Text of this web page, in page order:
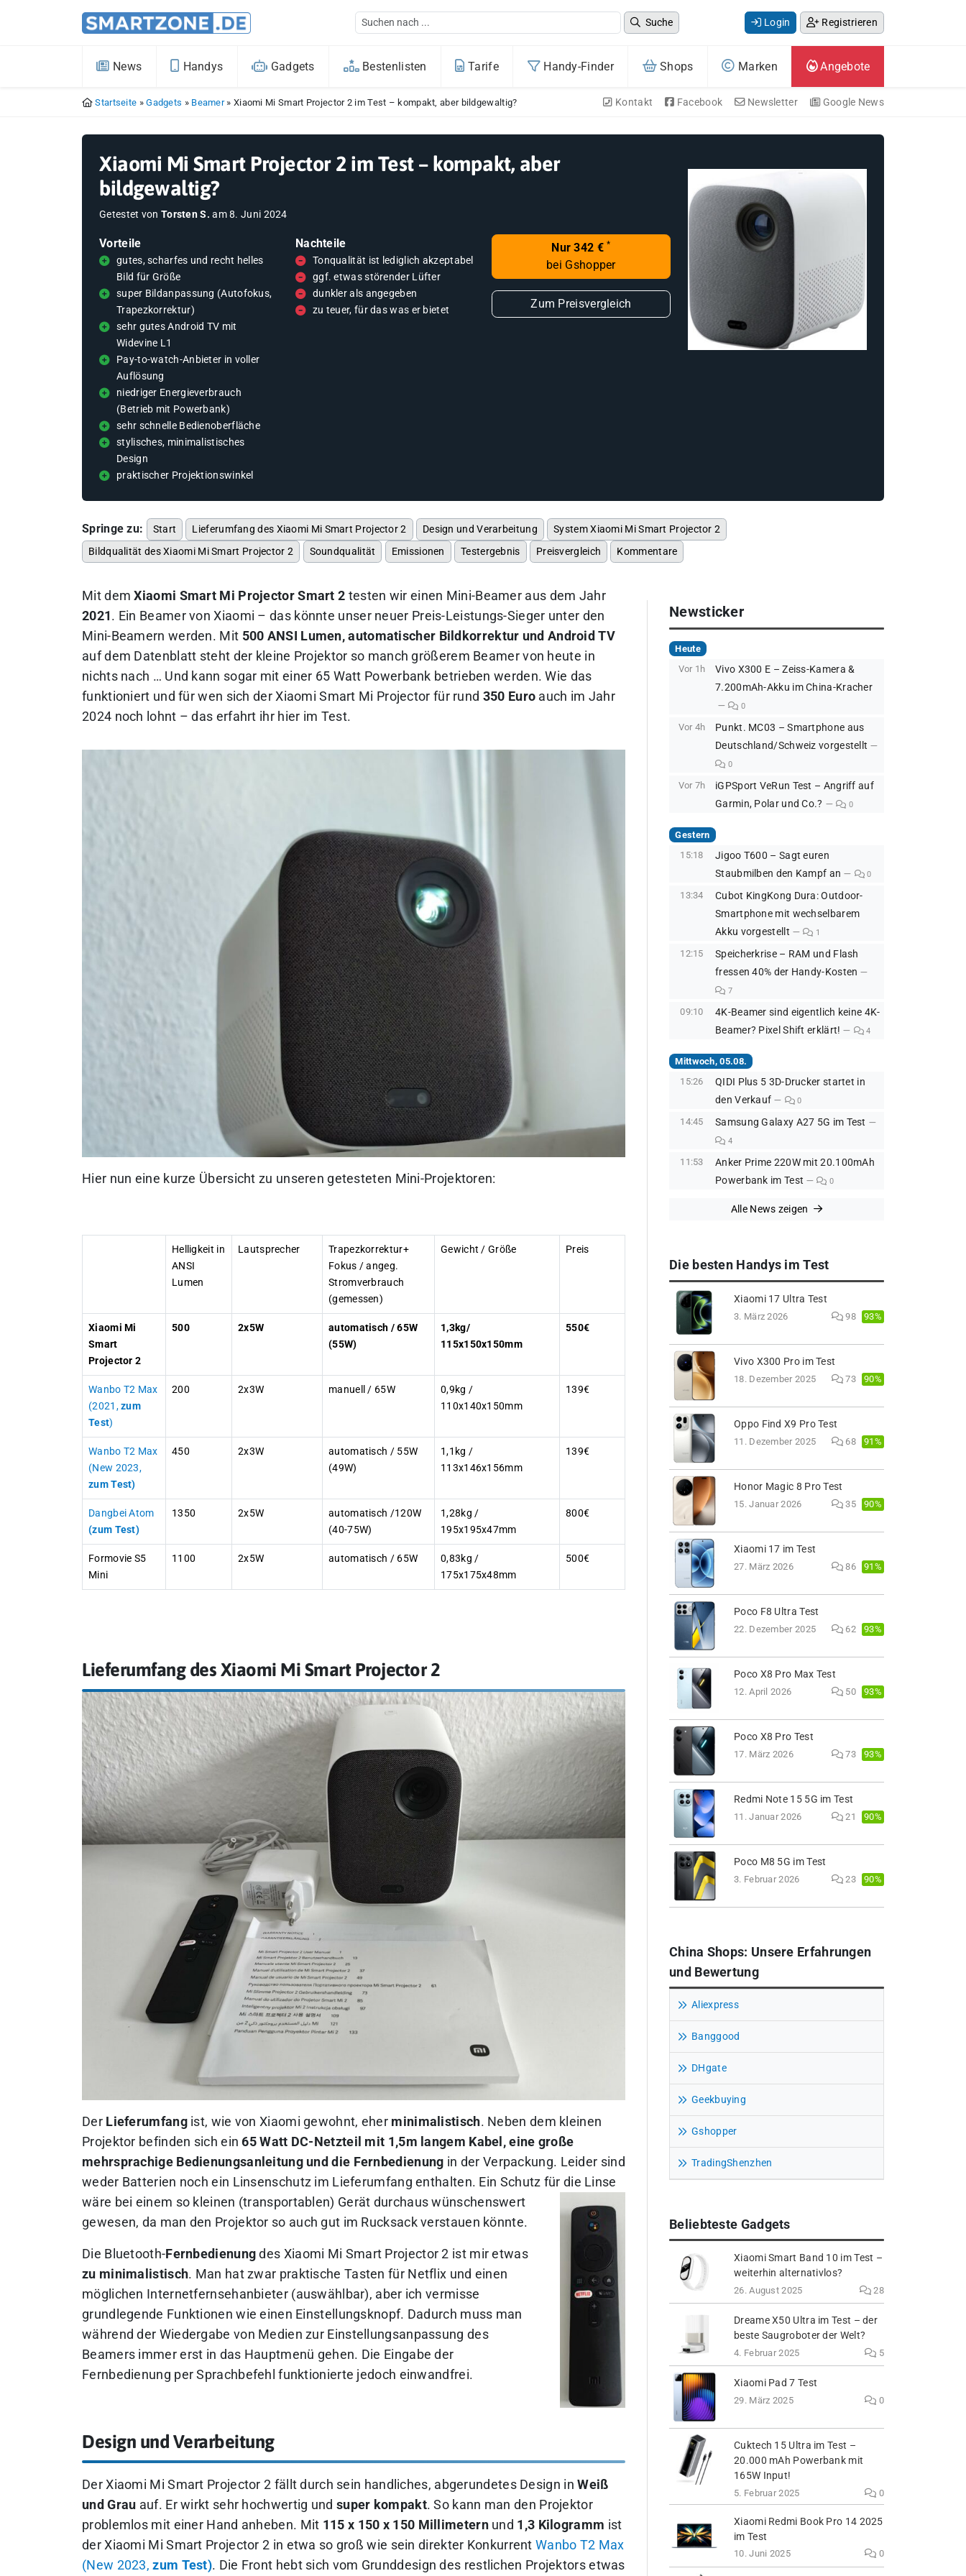
Suche Login Registrieren
News Handys Gadgets Bestenlisten Tarife Handy-Finder Shops Marken Angebote
Startseite »Gadgets » Beamer» Xiaomi Mi Smart Projector 2 im Test – kompakt, aber bildgewaltig? Kontakt Facebook Newsletter Google News
Xiaomi Mi Smart Projector 2 im Test – kompakt, aber
bildgewaltig?
Getestet von Torsten S. am8. Juni 2024
Vorteile
gutes, scharfes und recht helles
Bild für Größe
super Bildanpassung (Autofokus,
Trapezkorrektur)
sehr gutes Android TV mit
Widevine L1
Pay-to-watch-Anbieter in voller
Auflösung
niedriger Energieverbrauch
(Betrieb mit Powerbank)
sehr schnelle Bedienoberfläche
stylisches, minimalistisches
Design
praktischer Projektionswinkel
Nachteile
Tonqualität ist lediglich akzeptabel
ggf. etwas störender Lüfter
dunkler als angegeben
zu teuer, für das was er bietet
Nur 342 € *
bei Gshopper
Zum Preisvergleich
Springe zu: Start Lieferumfang des Xiaomi Mi Smart Projector 2 Design und Verarbeitung
System Xiaomi Mi Smart Projector 2
Bildqualität des Xiaomi Mi Smart Projector 2
Soundqualität Emissionen Testergebnis Preisvergleich Kommentare
Mit demXiaomi Smart Mi Projector Smart 2 testen wir einen Mini-Beamer aus dem Jahr
2021 . Ein Beamer von Xiaomi – das könnte unser neuer Preis-Leistungs-Sieger unter den
Mini-Beamern werden. Mit 500 ANSI Lumen, automatischer Bildkorrektur und Android TV
auf dem Datenblatt steht der kleine Projektor so manch größerem Beamer von heute in
nichts nach … Und kann sogar mit einer 65 Watt Powerbank betrieben werden. Wie das
funktioniert und für wen sich der Xiaomi Smart Mi Projector für rund 350 Euro auch im Jahr
2024 noch lohnt – das erfahrt ihr hier im Test.
Hier nun eine kurze Übersicht zu unseren getesteten Mini-Projektoren:
Helligkeit in
ANSI
Lumen
Lautsprecher
Trapezkorrektur+
Fokus / angeg.
Stromverbrauch
(gemessen)
Gewicht / Größe Preis
Xiaomi Mi
Smart
Projector 2
500 2x5W
automatisch / 65W
(55W)
1,3kg/
115x150x150mm
550€
Wanbo T2 Max
(2021,zum
Test)
200 2x3W manuell / 65W
0,9kg /
110x140x150mm
139€
Wanbo T2 Max
(New 2023,
zum Test)
450 2x3W
automatisch / 55W
(49W)
1,1kg /
113x146x156mm
139€
Dangbei Atom
(zum Test)
1350 2x5W
automatisch /120W
(40-75W)
1,28kg /
195x195x47mm
800€
Formovie S5
Mini
1100 2x5W automatisch / 65W
0,83kg /
175x175x48mm
500€
Lieferumfang des Xiaomi Mi Smart Projector 2
Der Lieferumfangist, wie von Xiaomi gewohnt, eher minimalistisch. Neben dem kleinen
Projektor befinden sich ein65 Watt DC-Netzteil mit 1,5m langem Kabel, eine große
mehrsprachige Bedienungsanleitung und die Fernbedienung in der Verpackung. Leider sind
weder Batterien noch ein Linsenschutz im Lieferumfang enthalten. Ein Schutz für die Linse
wäre bei einem so kleinen (transportablen) Gerät durchaus wünschenswert
gewesen, da man den Projektor so auch gut im Rucksack verstauen könnte.
Die Bluetooth-Fernbedienung des Xiaomi Mi Smart Projector 2 ist mir etwas
zu minimalistisch. Man hat zwar praktische Tasten für Netflix und einen
möglichen Internetfernsehanbieter (auswählbar), aber ich vermisse
grundlegende Funktionen wie einen Einstellungsknopf. Dadurch muss man
während der Wiedergabe von Medien zur Einstellungsanpassung des
Beamers immer erst in das Hauptmenü gehen. Die Eingabe der
Fernbedienung per Sprachbefehl funktionierte jedoch einwandfrei.
Design und Verarbeitung
Der Xiaomi Mi Smart Projector 2 fällt durch sein handliches, abgerundetes Design inWeiß
und Grau auf. Er wirkt sehr hochwertig und super kompakt. So kann man den Projektor
problemlos mit einer Hand anheben. Mit 115 x 150 x 150 Millimeternund 1,3 Kilogramm ist
der Xiaomi Mi Smart Projector 2 in etwa so groß wie sein direkter KonkurrentWanbo T2 Max
(New 2023,zum Test). Die Front hebt sich vom Grunddesign des restlichen Projektors etwas
Newsticker
Heute
Vor 1h
Vivo X300 E – Zeiss-Kamera &
7.200mAh-Akku im China-Kracher
0
Vor 4h
Punkt. MC03 – Smartphone aus
Deutschland/Schweiz vorgestellt
0
Vor 7h
iGPSport VeRun Test – Angriff auf
Garmin, Polar und Co.?
0
Gestern
15:18
Jigoo T600 – Sagt euren
Staubmilben den Kampf an
0
13:34
Cubot KingKong Dura: Outdoor-
Smartphone mit wechselbarem
Akku vorgestellt
1
12:15
Speicherkrise – RAM und Flash
fressen 40% der Handy-Kosten
7
09:10
4K-Beamer sind eigentlich keine 4K-
Beamer? Pixel Shift erklärt!
4
Mittwoch, 05.08.
15:26
QIDI Plus 5 3D-Drucker startet in
den Verkauf
0
14:45 Samsung Galaxy A27 5G im Test
4
11:53
Anker Prime 220W mit 20.100mAh
Powerbank im Test
0
Alle News zeigen
Die besten Handys im Test
Xiaomi 17 Ultra Test
3. März 2026 98 93%
Vivo X300 Pro im Test
18. Dezember 2025 73 90%
Oppo Find X9 Pro Test
11. Dezember 2025 68 91%
Honor Magic 8 Pro Test
15. Januar 2026 35 90%
Xiaomi 17 im Test
27. März 2026 86 91%
Poco F8 Ultra Test
22. Dezember 2025 62 93%
Poco X8 Pro Max Test
12. April 2026 50 93%
Poco X8 Pro Test
17. März 2026 73 93%
Redmi Note 15 5G im Test
11. Januar 2026 21 90%
Poco M8 5G im Test
3. Februar 2026 23 90%
China Shops: Unsere Erfahrungen
und Bewertung
Aliexpress
Banggood
DHgate
Geekbuying
Gshopper
TradingShenzhen
Beliebteste Gadgets
Xiaomi Smart Band 10 im Test –
weiterhin alternativlos?
26. August 2025 28
Dreame X50 Ultra im Test – der
beste Saugroboter der Welt?
4. Februar 2025 5
Xiaomi Pad 7 Test
29. März 2025 0
Cuktech 15 Ultra im Test –
20.000 mAh Powerbank mit
165W Input!
5. Februar 2025 0
Xiaomi Redmi Book Pro 14 2025
im Test
10. Juni 2025 0